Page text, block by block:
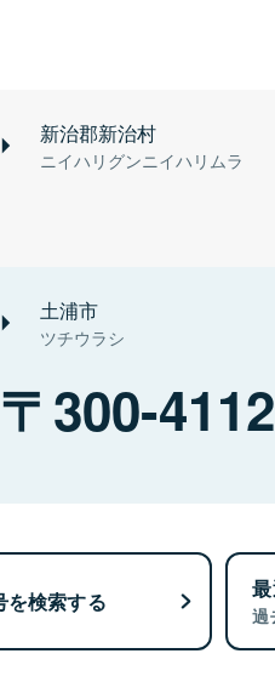
新治郡新治村
ニイハリグンニイハリムラ
土浦市
ツチウラシ
300-4112
を検索する
過